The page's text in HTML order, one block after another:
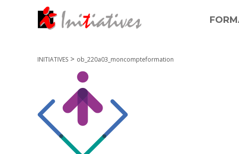
INITIATIVES > ob_220a03_moncompteformation